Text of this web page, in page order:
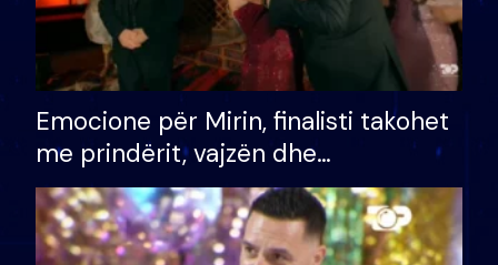
Emocione për Mirin, finalisti takohet
me prindërit, vajzën dhe
bashkëshorten: S’kemi ndonjë letër
divorci apo jo?